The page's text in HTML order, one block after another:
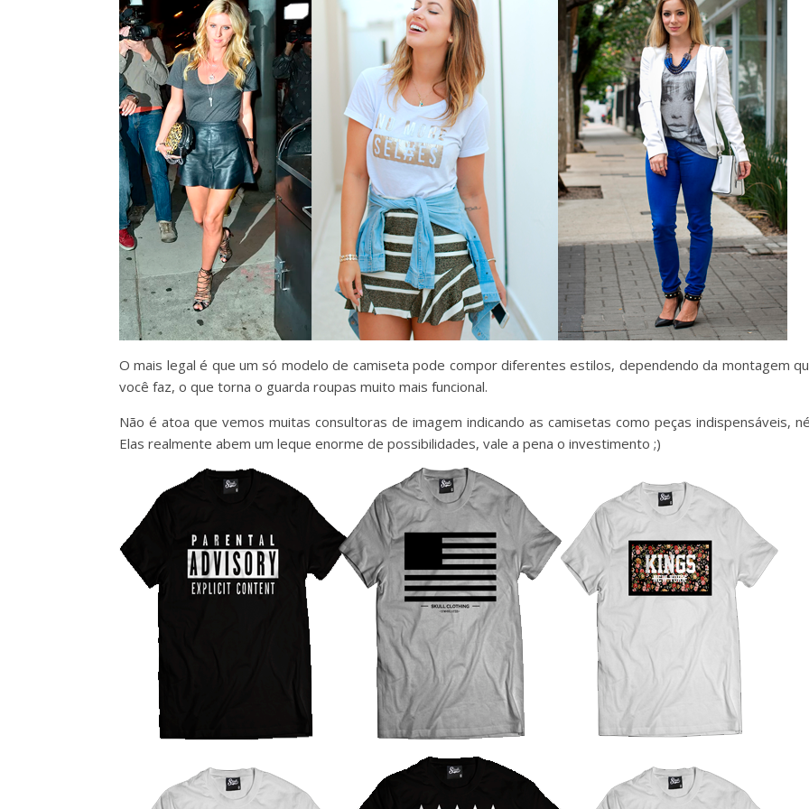
O mais legal é que um só modelo de camiseta pode compor diferentes estilos, dependendo da montagem
você faz, o que torna o guarda roupas muito mais funcional.
Não é atoa que vemos muitas consultoras de imagem indicando as camisetas como peças indispensáveis,
Elas realmente abem um leque enorme de possibilidades, vale a pena o investimento ;)